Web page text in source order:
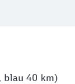
blau 40 km)